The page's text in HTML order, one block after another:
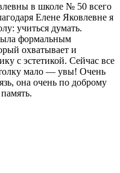
в школе № 50 всего
Елене Яковлевне я
учиться думать.
формальным
охватывает и
с эстетикой. Сейчас все
мало — увы! Очень
она очень по доброму